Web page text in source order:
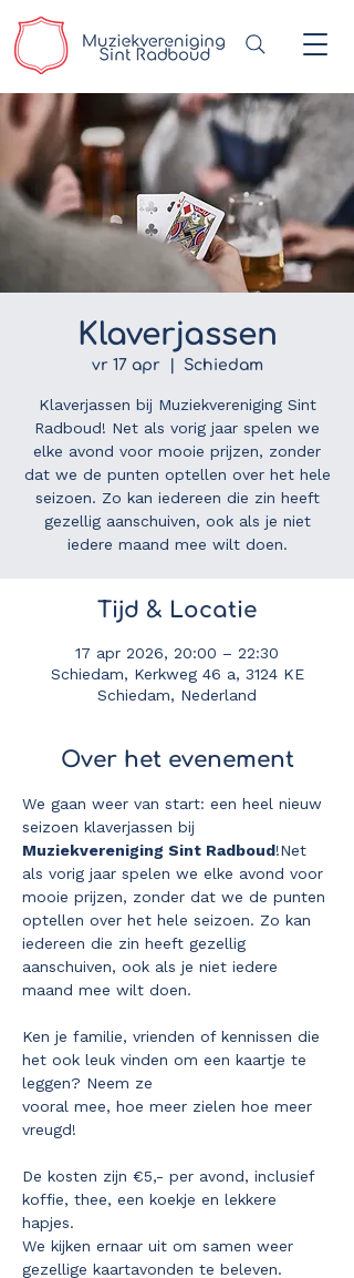
Klaverjassen
vr 17 apr
  |
Schiedam
Klaverjassen bij Muziekvereniging Sint
Radboud! Net als vorig jaar spelen we
elke avond voor mooie prijzen, zonder
dat we de punten optellen over het hele
seizoen. Zo kan iedereen die zin heeft
gezellig aanschuiven, ook als je niet
iedere maand mee wilt doen.
Tijd & Locatie
17 apr 2026, 20:00 – 22:30
Schiedam, Kerkweg 46 a, 3124 KE
Schiedam, Nederland
Over het evenement
We gaan weer van start: een heel nieuw
seizoen klaverjassen bij
Muziekvereniging Sint Radboud!Net
als vorig jaar spelen we elke avond voor
mooie prijzen, zonder dat we de punten
optellen over het hele seizoen. Zo kan
iedereen die zin heeft gezellig
aanschuiven, ook als je niet iedere
maand mee wilt doen.
Ken je familie, vrienden of kennissen die
het ook leuk vinden om een kaartje te
leggen? Neem ze
vooral mee, hoe meer zielen hoe meer
vreugd!
De kosten zijn €5,- per avond, inclusief
koffie, thee, een koekje en lekkere
hapjes.
We kijken ernaar uit om samen weer
gezellige kaartavonden te beleven.